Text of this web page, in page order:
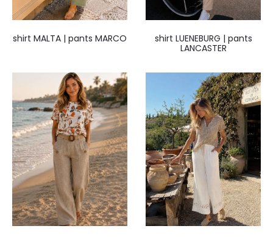
shirt MALTA | pants MARCO
shirt LUENEBURG | pants
LANCASTER